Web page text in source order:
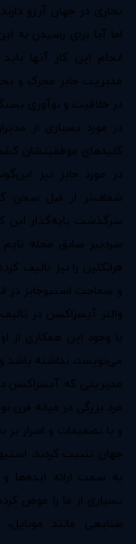
تجاری در جهان آرزو
اما آیا برای رسیدن به
انجام این کار آنها
مدیریت جابز محرک و
در خلاقیت و نوآوری
در مورد بسیاری از
کلیدهای موفقیتشان
در مورد جابز نیز
سرگذشت پایه‌گذار این
سردبیر سابق مجله
فرانکلین را نیز تالیف
والتر آیسزاکسن در
با وجود این همکاری از
می‌نویسد، نداشته باشد
مدیریتی که آیسزاکسن
مرد بزرگی در میانه
و با تصمیمات و اصرار
جهان تثبیت کردند.
به سمت ارائه‌ ایده‌ها
بسیاری از ما را عوض
صنایعی مانند